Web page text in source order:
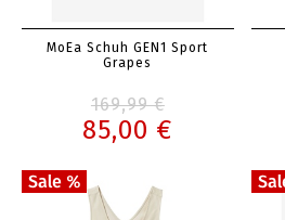
MoEa Schuh GEN1 Sport
Grapes
169,99 €
85,00 €